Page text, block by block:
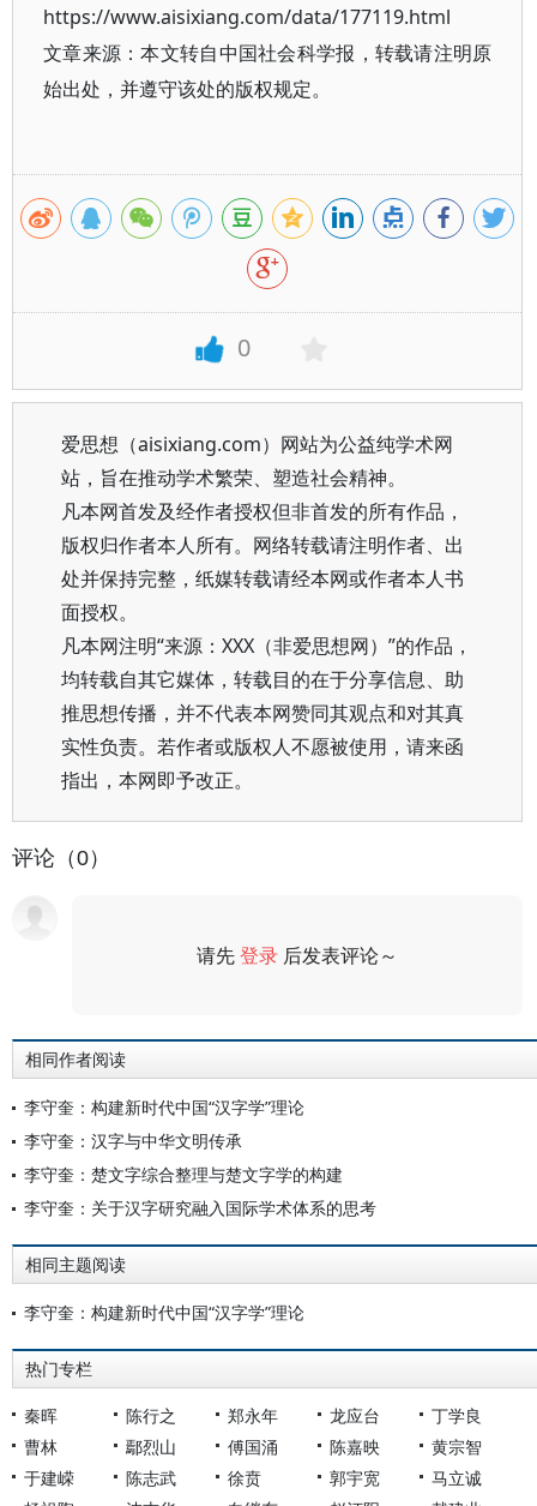
https://www.aisixiang.com/data/177119.html
文章来源：本文转自中国社会科学报，转载请注明原
始出处，并遵守该处的版权规定。
0
爱思想（aisixiang.com）网站为公益纯学术网
站，旨在推动学术繁荣、塑造社会精神。
凡本网首发及经作者授权但非首发的所有作品，
版权归作者本人所有。网络转载请注明作者、出
处并保持完整，纸媒转载请经本网或作者本人书
面授权。
凡本网注明“来源：XXX（非爱思想网）”的作品，
均转载自其它媒体，转载目的在于分享信息、助
推思想传播，并不代表本网赞同其观点和对其真
实性负责。若作者或版权人不愿被使用，请来函
指出，本网即予改正。
评论（0）
请先登录 后发表评论～
相同作者阅读
李守奎：构建新时代中国“汉字学”理论
李守奎：汉字与中华文明传承
李守奎：楚文字综合整理与楚文字学的构建
李守奎：关于汉字研究融入国际学术体系的思考
相同主题阅读
李守奎：构建新时代中国“汉字学”理论
热门专栏
秦晖 陈行之 郑永年 龙应台
丁学良
曹林
鄢烈山 傅国涌 陈嘉映
黄宗智
于建嵘
陈志武 徐贲 郭宇宽
马立诚